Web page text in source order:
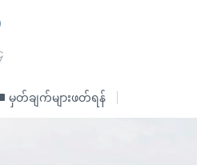
မှတ်ချက်များဖတ်ရန်